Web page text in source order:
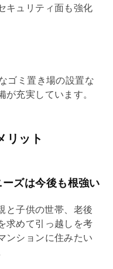
キュリティ面も強化
ゴミ置き場の設置な
が充実しています。
リット
ズは今後も根強い
と子供の世帯、老後
求めて引っ越しを考
ンションに住みたい